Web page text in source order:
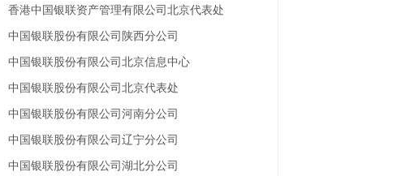
香港中国银联资产管理有限公司北京代表处
中国银联股份有限公司陕西分公司
中国银联股份有限公司北京信息中心
中国银联股份有限公司北京代表处
中国银联股份有限公司河南分公司
中国银联股份有限公司辽宁分公司
中国银联股份有限公司湖北分公司